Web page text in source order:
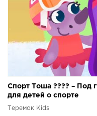
Спорт Тоша ???? – Под
для детей о спорте
Теремок Kids